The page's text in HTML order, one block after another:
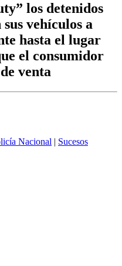
los detenidos
vehículos a
hasta el lugar
el consumidor
venta
Nacional | Sucesos